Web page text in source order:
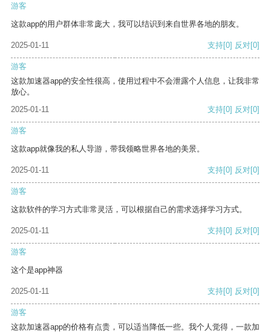
游客
这款app的用户群体非常庞大，我可以结识到来自世界各地的朋友。
2025-01-11 支持[0] 反对[0]
游客
这款加速器app的安全性很高，使用过程中不会泄露个人信息，让我非常
放心。
2025-01-11
支持[0] 反对[0]
游客
这款app就像我的私人导游，带我领略世界各地的美景。
2025-01-11 支持[0] 反对[0]
游客
这款软件的学习方式非常灵活，可以根据自己的需求选择学习方式。
2025-01-11 支持[0] 反对[0]
游客
这个是app神器
2025-01-11 支持[0] 反对[0]
游客
这款加速器app的价格有点贵，可以适当降低一些。我个人觉得，一款加